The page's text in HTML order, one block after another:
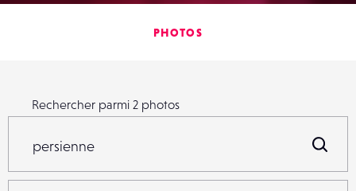
PHOTOS
Rechercher parmi 2 photos